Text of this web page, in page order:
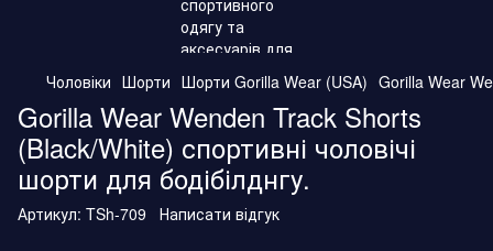
Чоловіки Шорти Шорти Gorilla Wear (USA) Gorilla Wear
Gorilla Wear Wenden Track Shorts
(Black/White) спортивні чоловічі
шорти для бодібілднгу.
Артикул: TSh-709 Написати відгук